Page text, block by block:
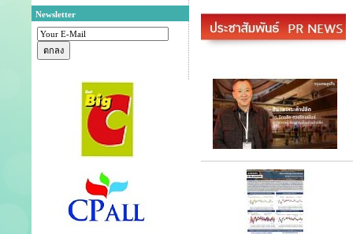
Newsletter